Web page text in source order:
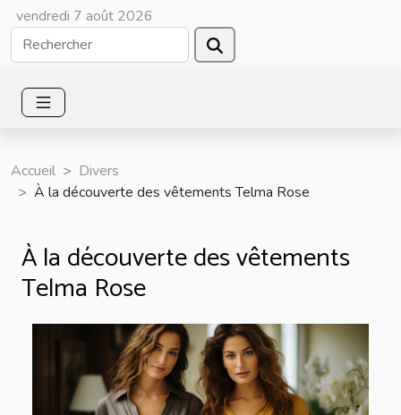
vendredi 7 août 2026
Accueil
Divers
À la découverte des vêtements Telma Rose
À la découverte des vêtements
Telma Rose